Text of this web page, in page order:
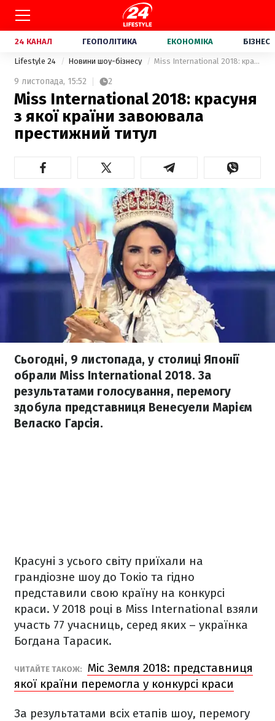
24 КАНАЛ ГЕОПОЛІТИКА ЕКОНОМІКА БІЗНЕС
Lifestyle 24 Новини шоу-бізнесу Miss International 2018: красуня з якої країни завоювала престижний титул
9 листопада, 15:52 2
Miss International 2018: красуня
з якої країни завоювала
престижний титул
Сьогодні, 9 листопада, у столиці Японії
обрали Miss International 2018. За
результатами голосування, перемогу
здобула представниця Венесуели Марієм
Веласко Гарсія.
Красуні з усього світу приїхали на
грандіозне шоу до Токіо та гідно
представили свою країну на конкурсі
краси. У 2018 році в Miss International взяли
участь 77 учасниць, серед яких – українка
Богдана Тарасик.
ЧИТАЙТЕ ТАКОЖ:
Міс Земля 2018: представниця
якої країни перемогла у конкурсі краси
За результатами всіх етапів шоу, перемогу